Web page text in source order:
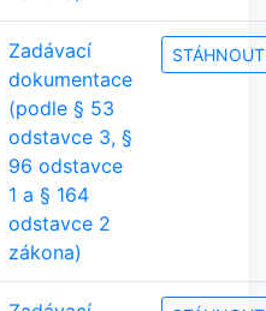
Zadávací
dokumentace
(podle § 53
odstavce 3, §
96 odstavce
1 a § 164
odstavce 2
zákona)
STÁHNOUT